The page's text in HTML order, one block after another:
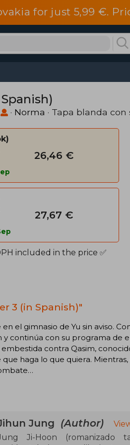
for just 5,99 €.
· Norma · Tapa blanda con
26,46 €
27,67 €
included in the price ✅
3 (in Spanish)"
el gimnasio de Yu sin aviso.
y continúa con su programa de
contra Qasim,
haga lo que quiera.
Jung (Author)
Ji-Hoon (romanizado